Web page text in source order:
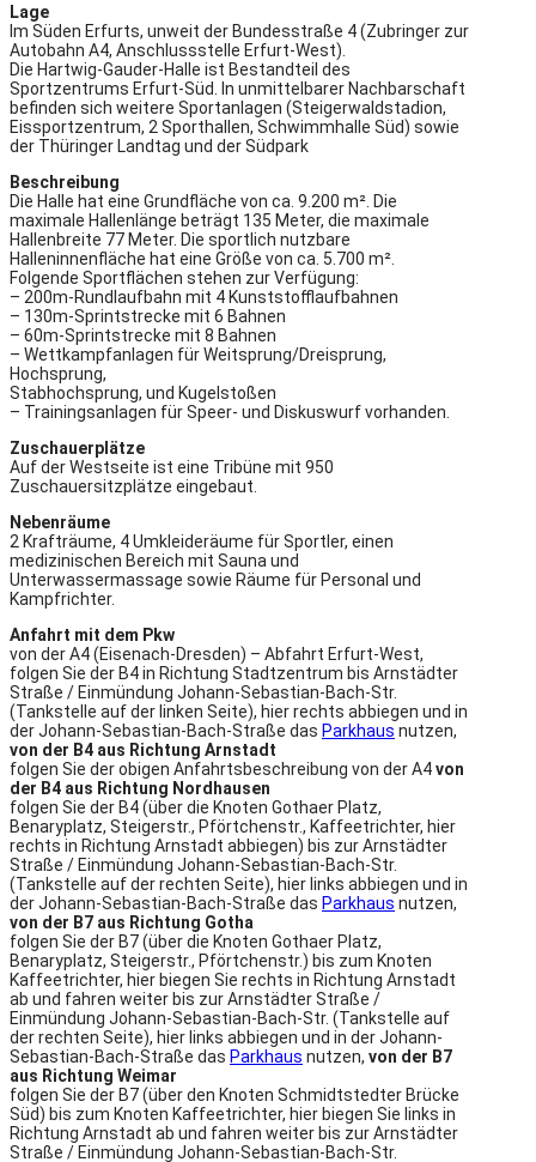
Lage
Im Süden Erfurts, unweit der Bundesstraße 4 (Zubringer zur
Autobahn A4, Anschlussstelle Erfurt-West).
Die Hartwig-Gauder-Halle ist Bestandteil des
Sportzentrums Erfurt-Süd. In unmittelbarer Nachbarschaft
befinden sich weitere Sportanlagen (Steigerwaldstadion,
Eissportzentrum, 2 Sporthallen, Schwimmhalle Süd) sowie
der Thüringer Landtag und der Südpark
Beschreibung
Die Halle hat eine Grundfläche von ca. 9.200 m². Die
maximale Hallenlänge beträgt 135 Meter, die maximale
Hallenbreite 77 Meter. Die sportlich nutzbare
Halleninnenfläche hat eine Größe von ca. 5.700 m².
Folgende Sportflächen stehen zur Verfügung:
– 200m-Rundlaufbahn mit 4 Kunststofflaufbahnen
– 130m-Sprintstrecke mit 6 Bahnen
– 60m-Sprintstrecke mit 8 Bahnen
– Wettkampfanlagen für Weitsprung/Dreisprung,
Hochsprung,
Stabhochsprung, und Kugelstoßen
– Trainingsanlagen für Speer- und Diskuswurf vorhanden.
Zuschauerplätze
Auf der Westseite ist eine Tribüne mit 950
Zuschauersitzplätze eingebaut.
Nebenräume
2 Krafträume, 4 Umkleideräume für Sportler, einen
medizinischen Bereich mit Sauna und
Unterwassermassage sowie Räume für Personal und
Kampfrichter.
Anfahrt mit dem Pkw
von der A4 (Eisenach-Dresden) – Abfahrt Erfurt-West,
folgen Sie der B4 in Richtung Stadtzentrum bis Arnstädter
Straße / Einmündung Johann-Sebastian-Bach-Str.
(Tankstelle auf der linken Seite), hier rechts abbiegen und in
der Johann-Sebastian-Bach-Straße das Parkhaus nutzen,
von der B4 aus Richtung Arnstadt
folgen Sie der obigen Anfahrtsbeschreibung von der A4von
der B4 aus Richtung Nordhausen
folgen Sie der B4 (über die Knoten Gothaer Platz,
Benaryplatz, Steigerstr., Pförtchenstr., Kaffeetrichter, hier
rechts in Richtung Arnstadt abbiegen) bis zur Arnstädter
Straße / Einmündung Johann-Sebastian-Bach-Str.
(Tankstelle auf der rechten Seite), hier links abbiegen und in
der Johann-Sebastian-Bach-Straße das Parkhaus nutzen,
von der B7 aus Richtung Gotha
folgen Sie der B7 (über die Knoten Gothaer Platz,
Benaryplatz, Steigerstr., Pförtchenstr.) bis zum Knoten
Kaffeetrichter, hier biegen Sie rechts in Richtung Arnstadt
ab und fahren weiter bis zur Arnstädter Straße /
Einmündung Johann-Sebastian-Bach-Str. (Tankstelle auf
der rechten Seite), hier links abbiegen und in der Johann-
Sebastian-Bach-Straße das Parkhaus nutzen, von der B7
aus Richtung Weimar
folgen Sie der B7 (über den Knoten Schmidtstedter Brücke
Süd) bis zum Knoten Kaffeetrichter, hier biegen Sie links in
Richtung Arnstadt ab und fahren weiter bis zur Arnstädter
Straße / Einmündung Johann-Sebastian-Bach-Str.